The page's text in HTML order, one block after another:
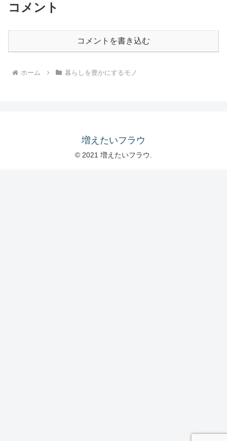
コメント
コメントを書き込む
ホーム 暮らしを豊かにするモノ
増えたいフラウ
© 2021 増えたいフラウ.